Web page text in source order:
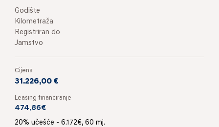
Godište
Kilometraža
Registriran do
Jamstvo
Cijena
31.226,00 €
Leasing financiranje
474,86€
20% učešće - 6.172€, 60 mj.